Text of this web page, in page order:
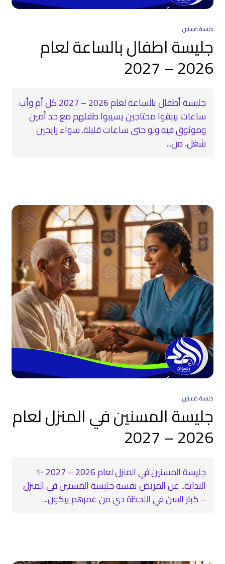
جليسة مسنين
جليسة اطفال بالساعة لعام
2026 – 2027
جليسة أطفال بالساعة لعام 2026 – 2027 كل أم وأب
ساعات بيبقوا محتاجين يسيبوا طفلهم مع حد أمين
وموثوق فيه ولو حتى ساعات قليلة. سواء رايحين
شغل، من...
جليسة مسنين
جليسة المسنين في المنزل لعام
2026 – 2027
جليسة المسنين في المنزل لعام 2026 – 2027 ✨
البداية.. عن المريض نفسه جليسة المسنين في المنزل
– كبار السن في اللحظة دي من عمرهم بيكون...